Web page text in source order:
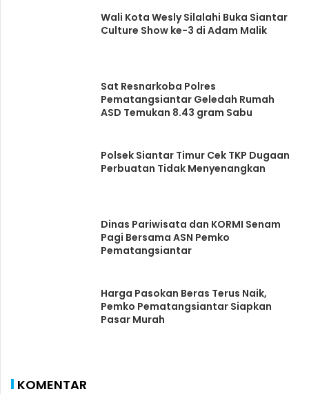
Wali Kota Wesly Silalahi Buka Siantar
Culture Show ke-3 di Adam Malik
Sat Resnarkoba Polres
Pematangsiantar Geledah Rumah
ASD Temukan 8.43 gram Sabu
Polsek Siantar Timur Cek TKP Dugaan
Perbuatan Tidak Menyenangkan
Dinas Pariwisata dan KORMI Senam
Pagi Bersama ASN Pemko
Pematangsiantar
Harga Pasokan Beras Terus Naik,
Pemko Pematangsiantar Siapkan
Pasar Murah
KOMENTAR